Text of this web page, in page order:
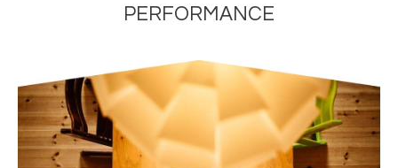
PERFORMANCE